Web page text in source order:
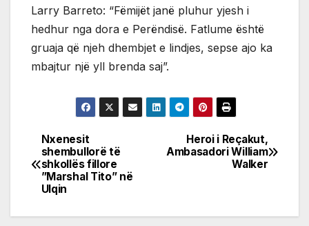
Larry Barreto: “Fëmijët janë pluhur yjesh i
hedhur nga dora e Perëndisë. Fatlume është
gruaja që njeh dhembjet e lindjes, sepse ajo ka
mbajtur një yll brenda saj”.
Post
navigation
Heroi i Reçakut,
Ambasadori William
Walker
Nxenesit
shembullorë të
shkollës fillore
”Marshal Tito” në
Ulqin